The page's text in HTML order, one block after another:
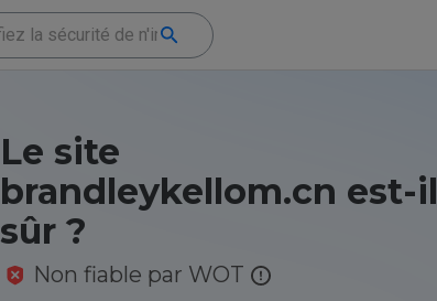
Le site
brandleykellom.cn est-il
sûr ?
Non fiable par WOT